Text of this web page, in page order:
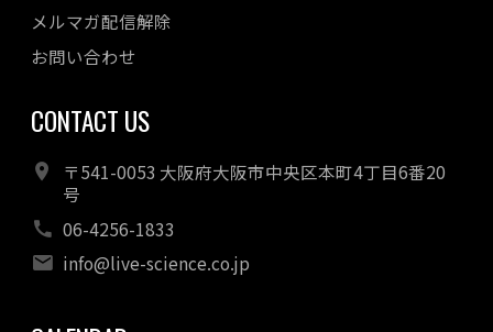
メルマガ配信解除
お問い合わせ
CONTACT US
〒541-0053 大阪府大阪市中央区本町4丁目6番20
号
06-4256-1833
info@live-science.co.jp